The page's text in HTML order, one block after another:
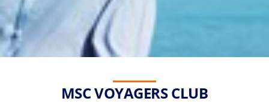
MSC VOYAGERS CLUB